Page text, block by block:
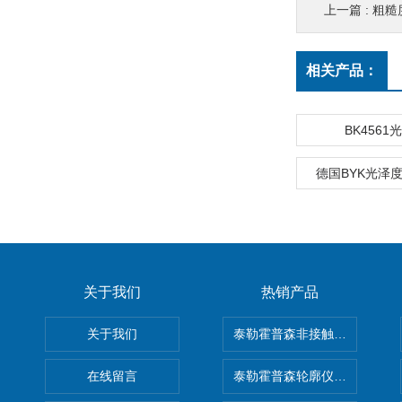
上一篇 : 粗糙
相关产品：
BK4561
德国BYK光泽
关于我们
关于我们
在线留言
热销产品
泰勒霍普森非接触式轮廓仪
泰勒霍普森轮廓仪|TAYLOR